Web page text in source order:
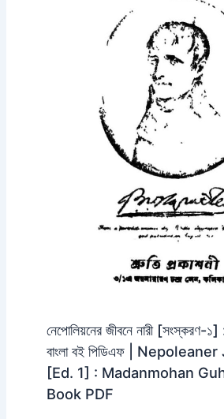
নেপোলিয়নের জীবনে নারী [সংস্করণ-
বাংলা বই পিডিএফ |
[Ed. 1] : Madanmohan
Book PDF